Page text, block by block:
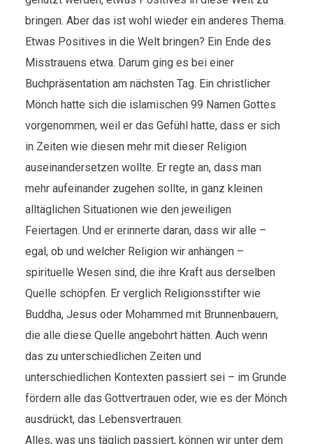
bringen. Aber das ist wohl wieder ein anderes Thema.
Etwas Positives in die Welt bringen? Ein Ende des
Misstrauens etwa. Darum ging es bei einer
Buchpräsentation am nächsten Tag. Ein christlicher
Mönch hatte sich die islamischen 99 Namen Gottes
vorgenommen, weil er das Gefühl hatte, dass er sich
in Zeiten wie diesen mehr mit dieser Religion
auseinandersetzen wollte. Er regte an, dass man
mehr aufeinander zugehen sollte, in ganz kleinen
alltäglichen Situationen wie den jeweiligen
Feiertagen. Und er erinnerte daran, dass wir alle –
egal, ob und welcher Religion wir anhängen –
spirituelle Wesen sind, die ihre Kraft aus derselben
Quelle schöpfen. Er verglich Religionsstifter wie
Buddha, Jesus oder Mohammed mit Brunnenbauern,
die alle diese Quelle angebohrt hätten. Auch wenn
das zu unterschiedlichen Zeiten und
unterschiedlichen Kontexten passiert sei – im Grunde
fördern alle das Gottvertrauen oder, wie es der Mönch
ausdrückt, das Lebensvertrauen.
Alles, was uns täglich passiert, können wir unter dem